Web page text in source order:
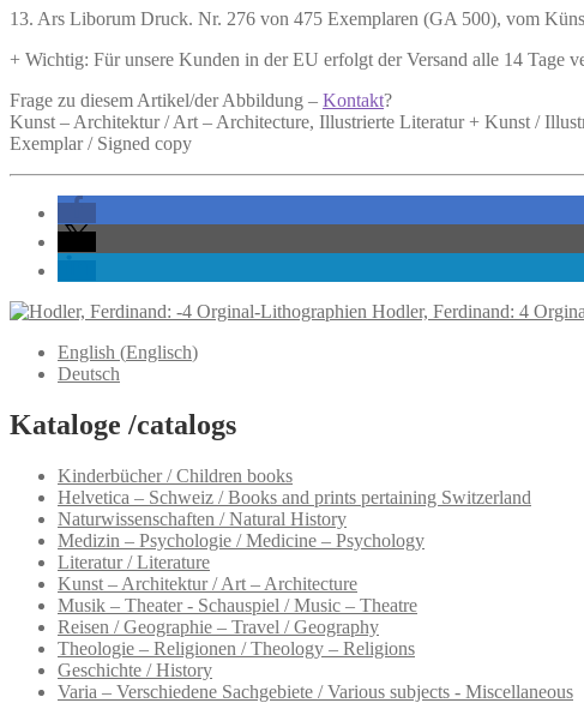
13. Ars Liborum Druck. Nr. 276 von 475 Exemplaren (GA 500), vom
+ Wichtig: Für unsere Kunden in der EU erfolgt der Versand alle 14 Tage
Frage zu diesem Artikel/der Abbildung – Kontakt?
Kunst – Architektur / Art – Architecture, Illustrierte Literatur + Kunst /
Exemplar / Signed copy
Hodler, Ferdinand: 4
English (Englisch)
Deutsch
Kataloge /catalogs
Kinderbücher / Children books
Helvetica – Schweiz / Books and prints pertaining Switzerland
Naturwissenschaften / Natural History
Medizin – Psychologie / Medicine – Psychology
Literatur / Literature
Kunst – Architektur / Art – Architecture
Musik – Theater - Schauspiel / Music – Theatre
Reisen / Geographie – Travel / Geography
Theologie – Religionen / Theology – Religions
Geschichte / History
Varia – Verschiedene Sachgebiete / Various subjects - Miscellaneous